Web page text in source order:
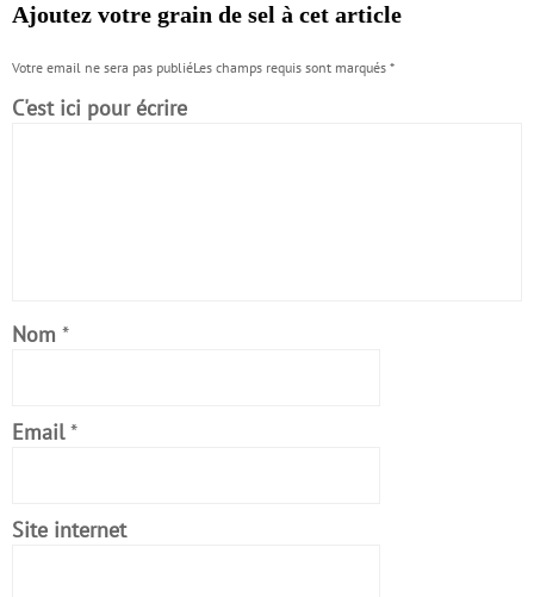
Ajoutez votre grain de sel à cet article
Votre email ne sera pas publiéLes champs requis sont marqués *
C'est ici pour écrire
Nom *
Email *
Site internet